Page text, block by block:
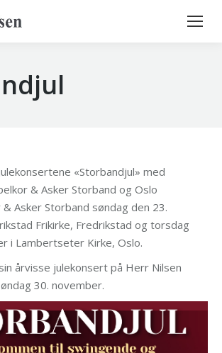
Search:
«Storbandjul» med
& Asker Storband og Oslo
& Asker Storband søndag den 23.
Frikirke, Fredrikstad og torsdag
i Lambertseter Kirke, Oslo.
årvisse julekonsert på Herr Nilsen
30. november.